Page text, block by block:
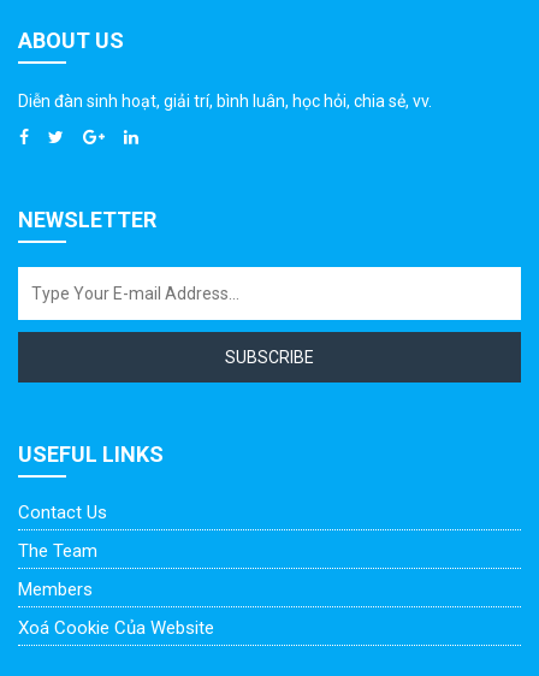
ABOUT US
Diễn đàn sinh hoạt, giải trí, bình luân, học hỏi, chia sẻ, vv.
NEWSLETTER
SUBSCRIBE
USEFUL LINKS
Contact Us
The Team
Members
Xoá Cookie Của Website